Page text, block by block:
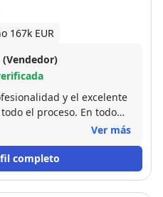
167k EUR
(Vendedor)
y el excelente
el proceso. En todo
persona organizada,
seriedad y
informados y
Ver más
completo